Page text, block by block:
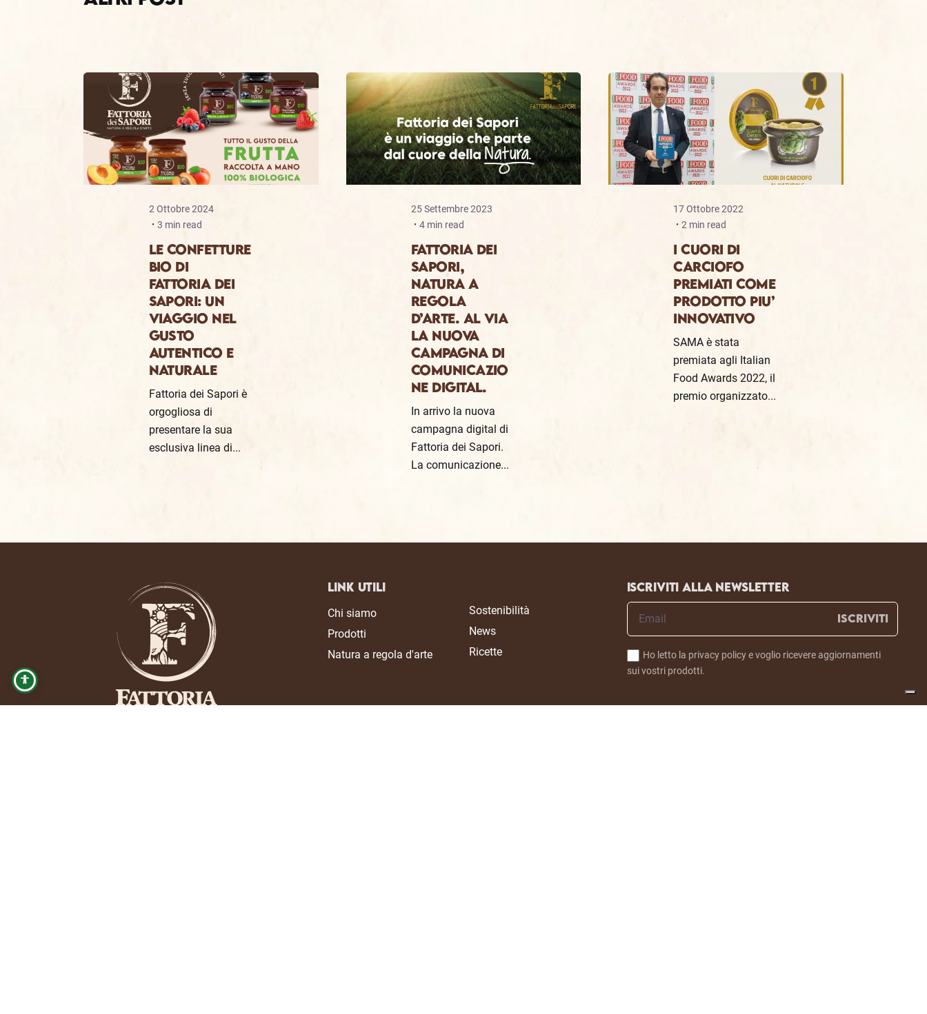
2 Ottobre 2024
3 min read
Le Confetture
Bio di
Fattoria dei
Sapori: Un
Viaggio nel
Gusto
Autentico e
Naturale
Fattoria dei Sapori è
orgogliosa di
presentare la sua
esclusiva linea di...
25 Settembre 2023
4 min read
Fattoria dei
Sapori,
Natura a
regola
d’Arte. Al via
la nuova
campagna di
comunicazio
ne digital.
In arrivo la nuova
campagna digital di
Fattoria dei Sapori.
La comunicazione...
17 Ottobre 2022
2 min read
I CUORI DI
CARCIOFO
PREMIATI COME
PRODOTTO PIU’
INNOVATIVO
SAMA è stata
premiata agli Italian
Food Awards 2022, il
premio organizzato...
Link Utili
Chi siamo
Prodotti
Natura a regola d'arte
Sostenibilità
News
Ricette
Iscriviti alla newsletter
ISCRIVITI
Ho letto la privacy policy e voglio ricevere aggiornamenti
sui vostri prodotti.